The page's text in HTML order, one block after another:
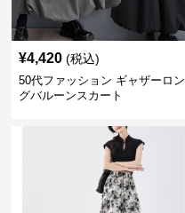
¥4,420 (税込)
50代ファッション ギャザーロン
グバルーンスカート